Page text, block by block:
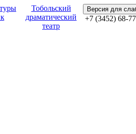
Тобольский
драматический
театр
Версия для
+7 (3452) 68-